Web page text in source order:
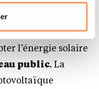
sur la manière dont
amenés à traiter
Politique de
ces deux
visées. En
l’énergie solaire
public. La